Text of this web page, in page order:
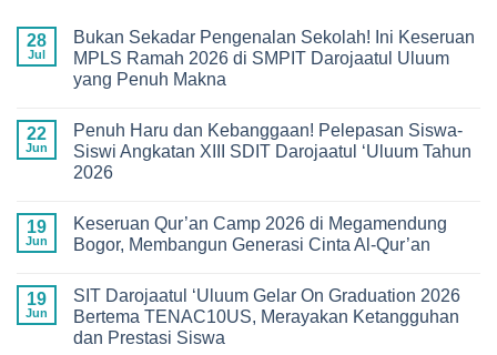
28
Jul
Bukan Sekadar Pengenalan Sekolah! Ini Keseruan
MPLS Ramah 2026 di SMPIT Darojaatul Uluum
yang Penuh Makna
on
Bukan
Sekadar
Pengenalan
Keseruan
MPLS
Ramah
SMPIT
Darojaatul
Uluum
yang
Penuh
22
Jun
Penuh Haru dan Kebanggaan! Pelepasan Siswa-
Siswi Angkatan XIII SDIT Darojaatul ‘Uluum Tahun
2026
on
Penuh
Haru
Pelepasan
Siswa-
Siswi
Angkatan
19
Jun
Keseruan Qur’an Camp 2026 di Megamendung
Bogor, Membangun Generasi Cinta Al-Qur’an
on
Keseruan
Qur’an
Camp
19
Jun
SIT Darojaatul ‘Uluum Gelar On Graduation 2026
Bertema TENAC10US, Merayakan Ketangguhan
dan Prestasi Siswa